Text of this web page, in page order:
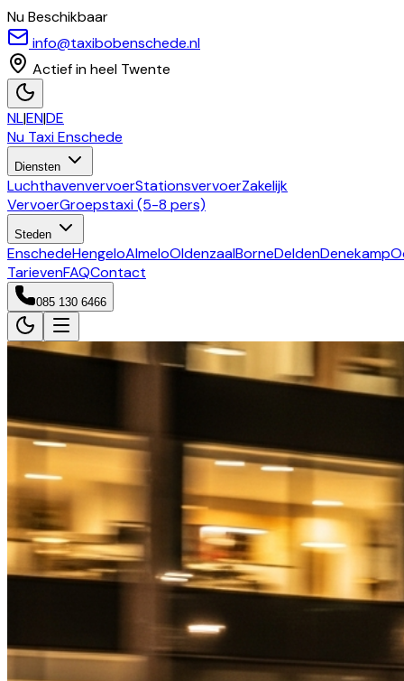
Nu Beschikbaar
info@taxibobenschede.nl
Actief in heel Twente
NL|EN|DE
Nu TaxiEnschede
Diensten
LuchthavenvervoerStationsvervoerZakelijk
VervoerGroepstaxi (5-8 pers)
Steden
EnschedeHengeloAlmeloOldenzaalBorneDeldenDenekamp
TarievenFAQContact
085 130 6466